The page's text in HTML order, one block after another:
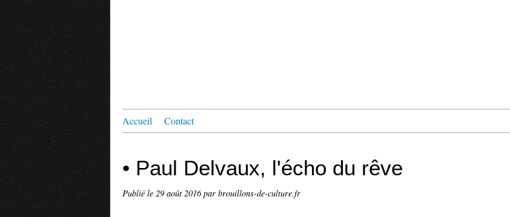
Accueil Contact
• Paul Delvaux, l'écho du rêve
Publié le 29 août 2016par brouillons-de-culture.fr